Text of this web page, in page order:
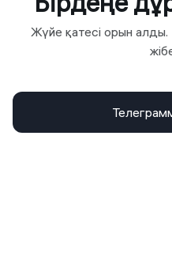
Жүйе қатесі орын алды.